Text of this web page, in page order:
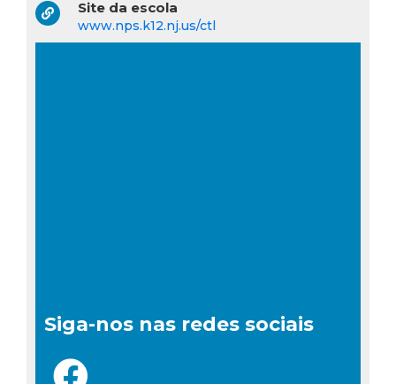
Site da escola
www.nps.k12.nj.us/ctl
Siga-nos nas redes sociais